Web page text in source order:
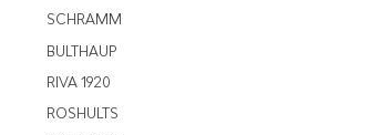
SCHRAMM
BULTHAUP
RIVA 1920
ROSHULTS